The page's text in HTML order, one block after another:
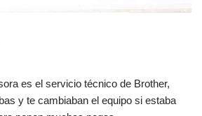
es el servicio técnico de Brother,
y te cambiaban el equipo si estaba